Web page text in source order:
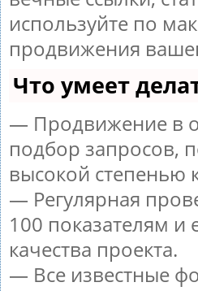
используйте по
продвижения
Что умеет
— Продвижение в
подбор запросов,
высокой степенью
— Регулярная
100 показателям и
качества проекта.
— Все известные